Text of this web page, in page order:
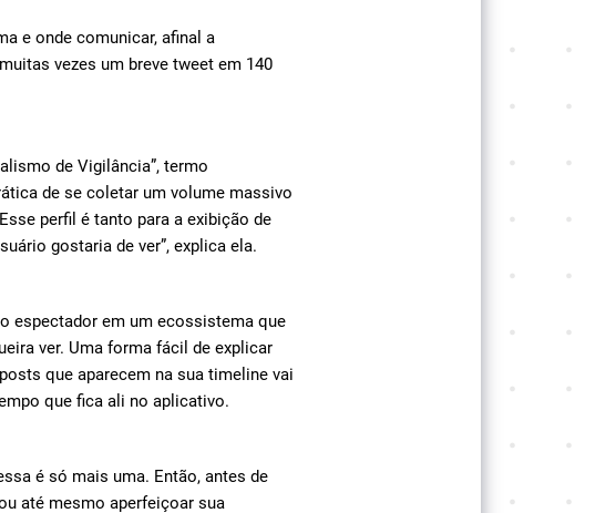
e onde comunicar, afinal a
vezes um breve tweet em 140
de Vigilância”, termo
de se coletar um volume massivo
perfil é tanto para a exibição de
gostaria de ver”, explica ela.
espectador em um ecossistema que
ver. Uma forma fácil de explicar
que aparecem na sua timeline vai
que fica ali no aplicativo.
é só mais uma. Então, antes de
até mesmo aperfeiçoar sua